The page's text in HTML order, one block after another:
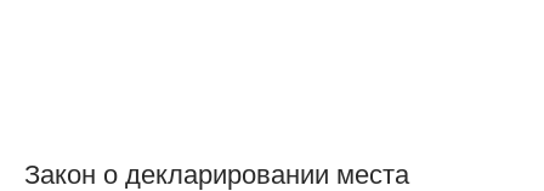
Закон о декларировании места